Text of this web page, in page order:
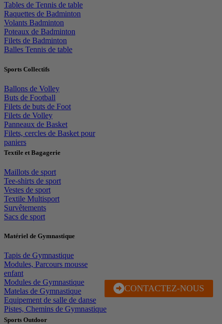
J'EN PROFITE
CONTACTEZ-NOUS
Tables de Tennis de table
Raquettes de Badminton
Volants Badminton
Poteaux de Badminton
Filets de Badminton
Balles Tennis de table
Sports Collectifs
Ballons de Volley
Buts de Football
Filets de buts de Foot
Filets de Volley
Panneaux de Basket
Filets, cercles de Basket pour
paniers
Textile et Bagagerie
Maillots de sport
Tee-shirts de sport
Vestes de sport
Textile Multisport
Survêtements
Sacs de sport
Matériel de Gymnastique
Tapis de Gymnastique
Modules, Parcours mousse
enfant
Modules de Gymnastique
Matelas de Gymnastique
Equipement de salle de danse
Pistes, Chemins de Gymnastique
Sports Outdoor